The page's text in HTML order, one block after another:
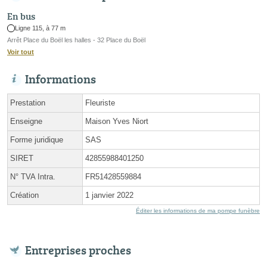
En bus
Ligne 115, à 77 m
Arrêt Place du Boël les halles - 32 Place du Boël
Voir tout
Informations
Prestation Fleuriste
Enseigne Maison Yves Niort
Forme juridique SAS
SIRET 42855988401250
N° TVA Intra. FR51428559884
Création 1 janvier 2022
Éditer les informations de ma pompe funèbre
Entreprises proches